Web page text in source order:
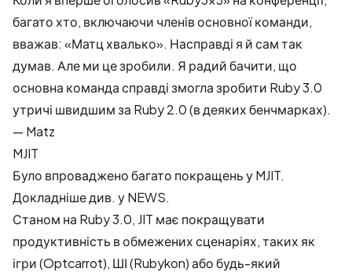
багато хто, включаючи членів основної команди,
вважав: «Матц хвалько». Насправді я й сам так
думав. Але ми це зробили. Я радий бачити, що
основна команда справді змогла зробити Ruby 3.0
утричі швидшим за Ruby 2.0 (в деяких бенчмарках).
— Matz
MJIT
Було впроваджено багато покращень у MJIT.
Докладніше див. у NEWS.
Станом на Ruby 3.0, JIT має покращувати
продуктивність в обмежених сценаріях, таких як
ігри (Optcarrot), ШІ (Rubykon) або будь-який